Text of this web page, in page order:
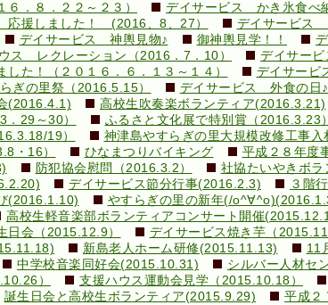
．８．２２～２３）
デイサービス かき氷食べ
援しました！ (2016、8、27）
デイサービス
デイサービス 神輿見物♪ 御神輿見学！！
ス レクレーション（2016．7．10）
デイサー
た！（２０１６．６．１３～１４）
デイサービ
ぎの里祭（2016.5.15）
デイサービス 外食の日
(2016.4.1)
高校生吹奏楽ボランティア(2016.3.21)
29～30）
ふるさと文化展で特別賞（2016.3.23）
19）
神津島やすらぎの里大規模改修工事
・16）
ひなまつりバイキング
平成２８年度
防犯協会慰問（2016.3.2）
社協たいやきボ
デイサービス節分行事(2016.2.3)
３階
(2016.1.10)
やすらぎの里の新年(/
高校生軽音楽部ボランティアコンサート開催
会（2015.12.9）
デイサービス焼き芋（
新島老人ホーム研修(2015.11.13)
11
中学校音楽同好会(2015.10.31)
シルバー人材セ
）
支援ハウス運動会見学（2015.10.18）
誕生日会と高校生ボランティア(2015.9.29)
平成２